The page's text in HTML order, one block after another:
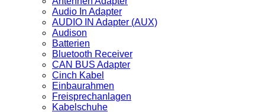
Audio In Adapter
AUDIO IN Adapter (AUX)
Audison
Batterien
Bluetooth Receiver
CAN BUS Adapter
Cinch Kabel
Einbaurahmen
Freisprechanlagen
Kabelschuhe